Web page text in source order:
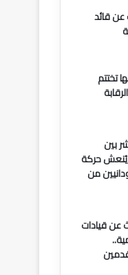
عن قائد
تختتم
بين
يُنعش حركة
من
عن قيادات